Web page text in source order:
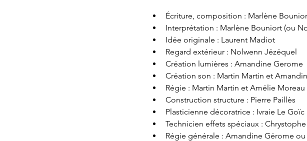
Écriture, composition : Marlène
Interprétation : Marlène Bouniort (ou
Idée originale : Laurent Madiot
Regard extérieur : Nolwenn Jézéquel
Création lumières : Amandine Gerome
Création son : Martin Martin et
Régie : Martin Martin et Amélie Moreau
Construction structure : Pierre Paillès
Plasticienne décoratrice : Ivraie Le Goïc
Technicien effets spéciaux :
Régie générale : Amandine Gérome